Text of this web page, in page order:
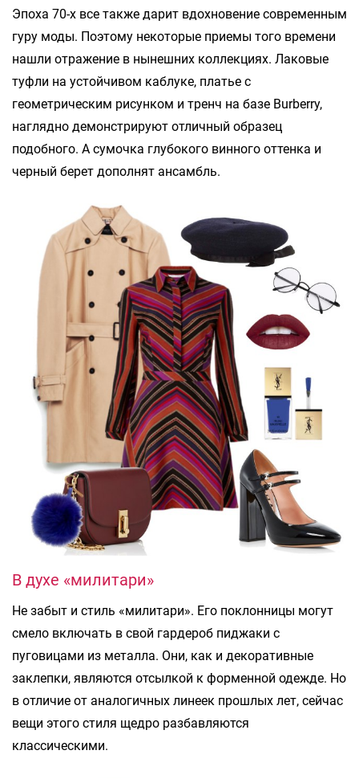
Эпоха 70-х все также дарит вдохновение современным
гуру моды. Поэтому некоторые приемы того времени
нашли отражение в нынешних коллекциях. Лаковые
туфли на устойчивом каблуке, платье с
геометрическим рисунком и тренч на базе Burberry,
наглядно демонстрируют отличный образец
подобного. А сумочка глубокого винного оттенка и
черный берет дополнят ансамбль.
В духе «милитари»
Не забыт и стиль «милитари». Его поклонницы могут
смело включать в свой гардероб пиджаки с
пуговицами из металла. Они, как и декоративные
заклепки, являются отсылкой к форменной одежде. Но
в отличие от аналогичных линеек прошлых лет, сейчас
вещи этого стиля щедро разбавляются
классическими.